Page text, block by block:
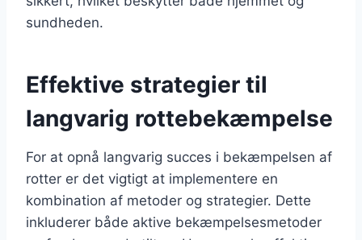
sundheden.
Effektive strategier til
langvarig rottebekæmpelse
For at opnå langvarig succes i bekæmpelsen af
rotter er det vigtigt at implementere en
kombination af metoder og strategier. Dette
inkluderer både aktive bekæmpelsesmetoder